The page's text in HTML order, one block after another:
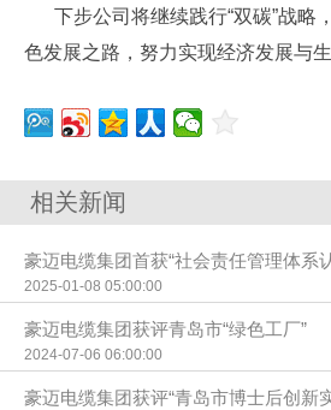
下步公司将继续践行“双碳”战略
色发展之路，努力实现经济发展与生
相关新闻
豪迈电缆集团首获“社会责任管理体系
2025-01-08 05:00:00
豪迈电缆集团获评青岛市“绿色工厂”
2024-07-06 06:00:00
豪迈电缆集团获评“青岛市博士后创新